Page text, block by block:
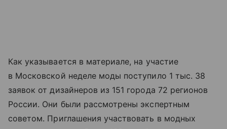
Как указывается в материале, на участие
в Московской неделе моды поступило 1 тыс. 38
заявок от дизайнеров из 151 города 72 регионов
России. Они были рассмотрены экспертным
советом. Приглашения участвовать в модных